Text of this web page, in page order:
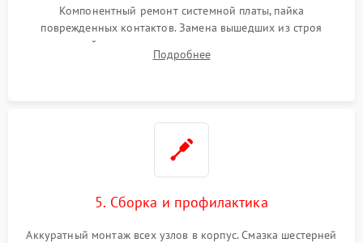
Компонентный ремонт системной платы, пайка
поврежденных контактов. Замена вышедших из строя
двигателей, изношенного аккумулятора, неисправного
лидара или помпы подачи воды. Восстановление шлейфов и
Подробнее
5. Сборка и профилактика
Аккуратный монтаж всех узлов в корпус. Смазка шестерней